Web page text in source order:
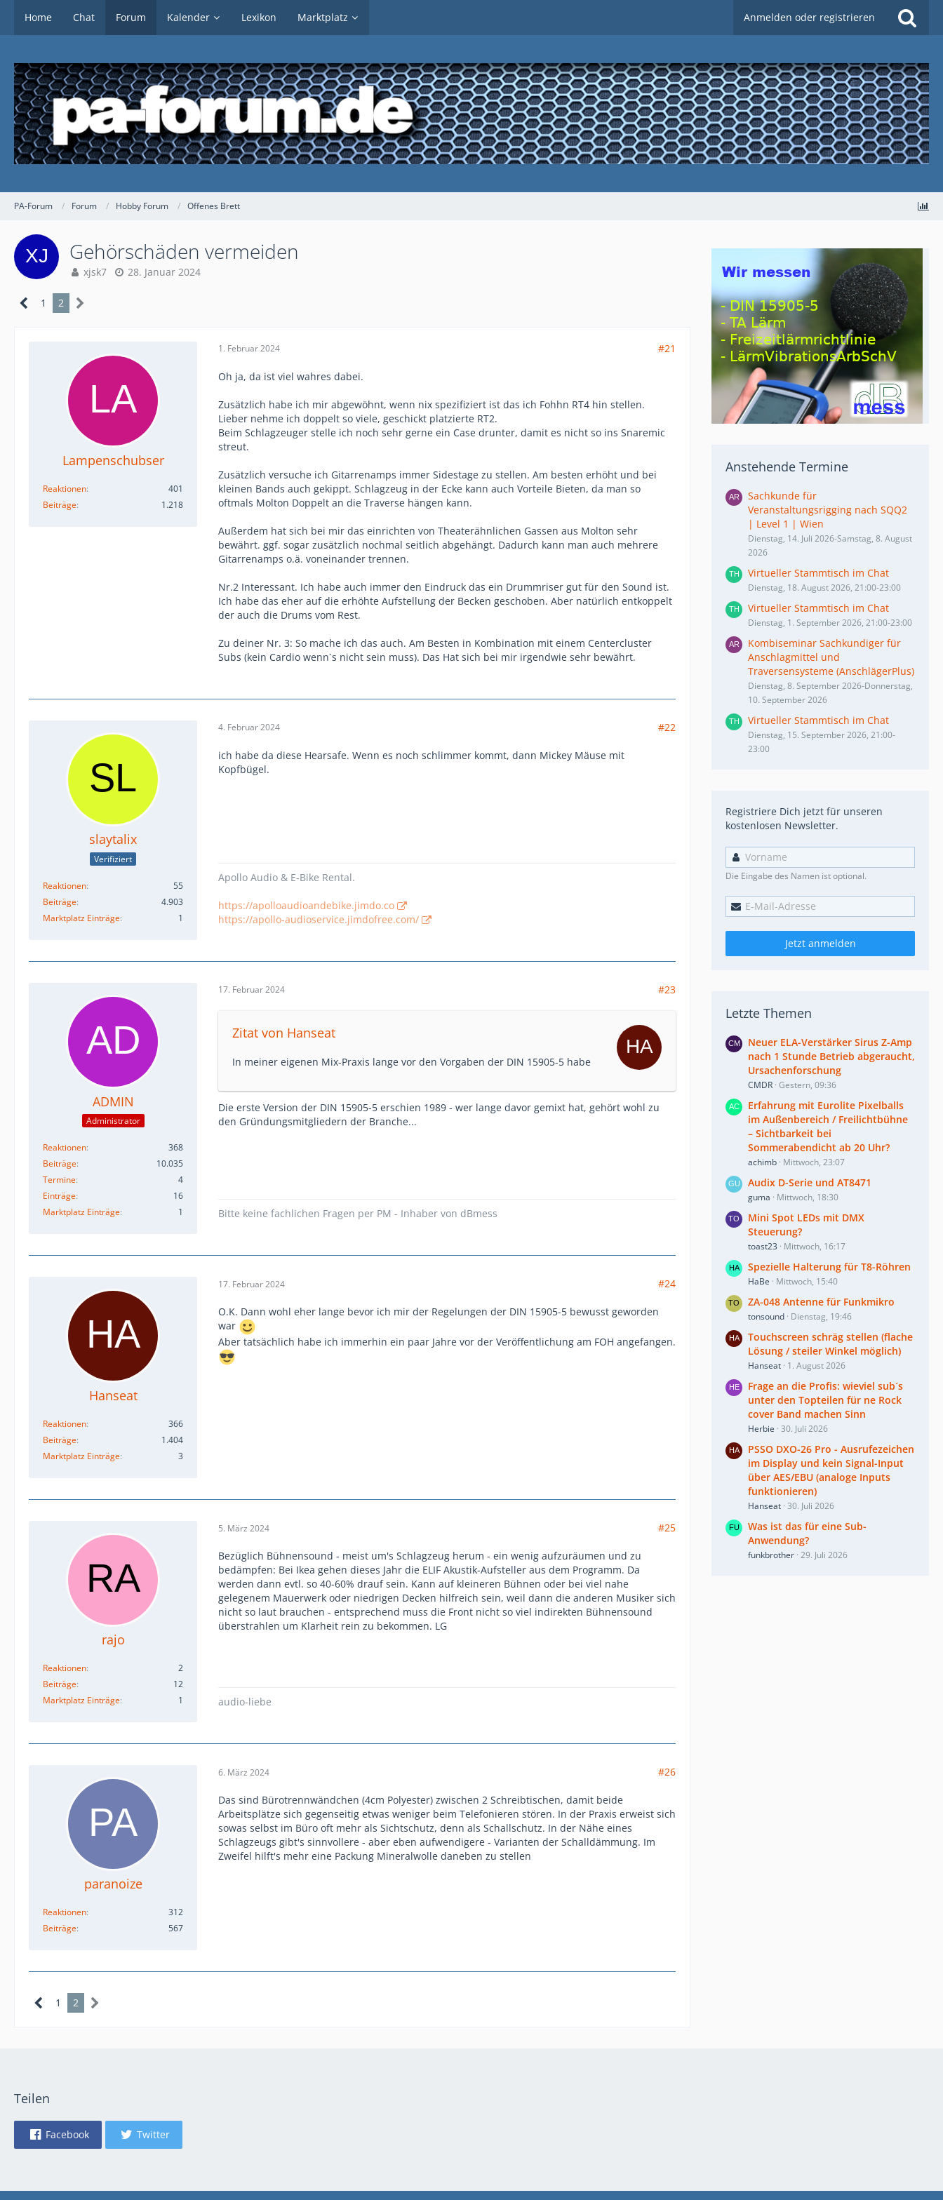
Home Chat Forum Kalender Lexikon Marktplatz Anmelden oder registrieren
PA-Forum Forum Hobby Forum Offenes Brett
Gehörschäden vermeiden
xjsk7 28. Januar 2024
1 2
Lampenschubser
Reaktionen
401
Beiträge
1.218
1. Februar 2024 #21
Oh ja, da ist viel wahres dabei.
Zusätzlich habe ich mir abgewöhnt, wenn nix spezifiziert ist das ich Fohhn RT4 hin stellen.
Lieber nehme ich doppelt so viele, geschickt platzierte RT2.
Beim Schlagzeuger stelle ich noch sehr gerne ein Case drunter, damit es nicht so ins Snaremic
streut.
Zusätzlich versuche ich Gitarrenamps immer Sidestage zu stellen. Am besten erhöht und bei
kleinen Bands auch gekippt. Schlagzeug in der Ecke kann auch Vorteile Bieten, da man so
oftmals Molton Doppelt an die Traverse hängen kann.
Außerdem hat sich bei mir das einrichten von Theaterähnlichen Gassen aus Molton sehr
bewährt. ggf. sogar zusätzlich nochmal seitlich abgehängt. Dadurch kann man auch mehrere
Gitarrenamps o.ä. voneinander trennen.
Nr.2 Interessant. Ich habe auch immer den Eindruck das ein Drummriser gut für den Sound ist.
Ich habe das eher auf die erhöhte Aufstellung der Becken geschoben. Aber natürlich entkoppelt
der auch die Drums vom Rest.
Zu deiner Nr. 3: So mache ich das auch. Am Besten in Kombination mit einem Centercluster
Subs (kein Cardio wenn´s nicht sein muss). Das Hat sich bei mir irgendwie sehr bewährt.
slaytalix
Verifiziert
Reaktionen
55
Beiträge
4.903
Marktplatz Einträge
1
4. Februar 2024 #22
ich habe da diese Hearsafe. Wenn es noch schlimmer kommt, dann Mickey Mäuse mit
Kopfbügel.
Apollo Audio & E-Bike Rental.
https://apolloaudioandebike.jimdo.co
https://apollo-audioservice.jimdofree.com/
ADMIN
Administrator
Reaktionen
368
Beiträge
10.035
Termine
4
Einträge
16
Marktplatz Einträge
1
17. Februar 2024 #23
Zitat von Hanseat
In meiner eigenen Mix-Praxis lange vor den Vorgaben der DIN 15905-5 habe
Die erste Version der DIN 15905-5 erschien 1989 - wer lange davor gemixt hat, gehört wohl zu
den Gründungsmitgliedern der Branche...
Bitte keine fachlichen Fragen per PM - Inhaber von dBmess
Hanseat
Reaktionen
366
Beiträge
1.404
Marktplatz Einträge
3
17. Februar 2024 #24
O.K. Dann wohl eher lange bevor ich mir der Regelungen der DIN 15905-5 bewusst geworden
war
Aber tatsächlich habe ich immerhin ein paar Jahre vor der Veröffentlichung am FOH angefangen.
rajo
Reaktionen
2
Beiträge
12
Marktplatz Einträge
1
5. März 2024 #25
Bezüglich Bühnensound - meist um's Schlagzeug herum - ein wenig aufzuräumen und zu
bedämpfen: Bei Ikea gehen dieses Jahr die ELIF Akustik-Aufsteller aus dem Programm. Da
werden dann evtl. so 40-60% drauf sein. Kann auf kleineren Bühnen oder bei viel nahe
gelegenem Mauerwerk oder niedrigen Decken hilfreich sein, weil dann die anderen Musiker sich
nicht so laut brauchen - entsprechend muss die Front nicht so viel indirekten Bühnensound
überstrahlen um Klarheit rein zu bekommen. LG
audio-liebe
paranoize
Reaktionen
312
Beiträge
567
6. März 2024 #26
Das sind Bürotrennwändchen (4cm Polyester) zwischen 2 Schreibtischen, damit beide
Arbeitsplätze sich gegenseitig etwas weniger beim Telefonieren stören. In der Praxis erweist sich
sowas selbst im Büro oft mehr als Sichtschutz, denn als Schallschutz. In der Nähe eines
Schlagzeugs gibt's sinnvollere - aber eben aufwendigere - Varianten der Schalldämmung. Im
Zweifel hilft's mehr eine Packung Mineralwolle daneben zu stellen
1 2
Anstehende Termine
Sachkunde für
Veranstaltungsrigging nach SQQ2
| Level 1 | Wien
Dienstag, 14. Juli 2026-Samstag, 8. August
2026
Virtueller Stammtisch im Chat
Dienstag, 18. August 2026, 21:00-23:00
Virtueller Stammtisch im Chat
Dienstag, 1. September 2026, 21:00-23:00
Kombiseminar Sachkundiger für
Anschlagmittel und
Traversensysteme (AnschlägerPlus)
Dienstag, 8. September 2026-Donnerstag,
10. September 2026
Virtueller Stammtisch im Chat
Dienstag, 15. September 2026, 21:00-
23:00
Registriere Dich jetzt für unseren
kostenlosen Newsletter.
Die Eingabe des Namen ist optional.
Jetzt anmelden
Letzte Themen
Neuer ELA-Verstärker Sirus Z-Amp
nach 1 Stunde Betrieb abgeraucht,
Ursachenforschung
CMDR Gestern, 09:36
Erfahrung mit Eurolite Pixelballs
im Außenbereich / Freilichtbühne
– Sichtbarkeit bei
Sommerabendicht ab 20 Uhr?
achimb Mittwoch, 23:07
Audix D-Serie und AT8471
guma Mittwoch, 18:30
Mini Spot LEDs mit DMX
Steuerung?
toast23 Mittwoch, 16:17
Spezielle Halterung für T8-Röhren
HaBe Mittwoch, 15:40
ZA-048 Antenne für Funkmikro
tonsound Dienstag, 19:46
Touchscreen schräg stellen (flache
Lösung / steiler Winkel möglich)
Hanseat 1. August 2026
Frage an die Profis: wieviel sub´s
unter den Topteilen für ne Rock
cover Band machen Sinn
Herbie 30. Juli 2026
PSSO DXO-26 Pro - Ausrufezeichen
im Display und kein Signal-Input
über AES/EBU (analoge Inputs
funktionieren)
Hanseat 30. Juli 2026
Was ist das für eine Sub-
Anwendung?
funkbrother 29. Juli 2026
Teilen
Facebook Twitter